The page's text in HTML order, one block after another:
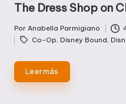
The Dress Shop on
por
Por Anabella Parmigiano
Co-Op, Disney Bound,
Leer más